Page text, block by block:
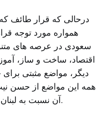
درحالی که قرار طائف
همواره مورد توجه
سعودی در عرصه های
اقتصاد، ساخت و ساز،
دیگر، مواضع مثبتی
همه این مواضع از حسن
آن نسبت به لبنان و لبنانیها نشأت گرفته است.